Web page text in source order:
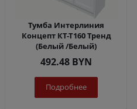
Тумба Интерлиния
Концепт КТ-Т160 Тренд
(Белый /Белый)
492.48 BYN
Подробнее